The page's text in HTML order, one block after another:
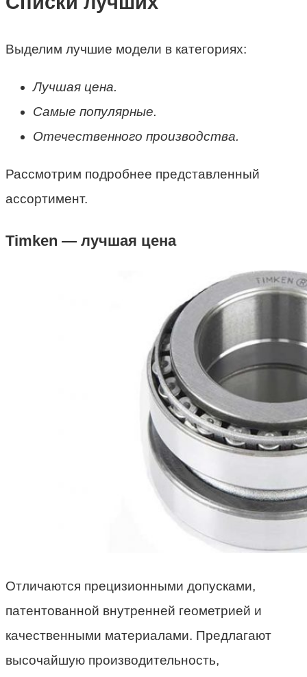
Выделим лучшие модели в категориях:
Лучшая цена.
Самые популярные.
Отечественного производства.
Рассмотрим подробнее представленный
ассортимент.
Timken — лучшая цена
Отличаются прецизионными допусками,
патентованной внутренней геометрией и
качественными материалами. Предлагают
высочайшую производительность,